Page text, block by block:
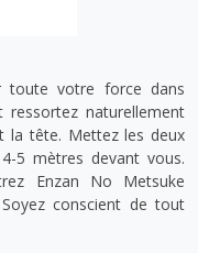
toute votre force dans
ressortez naturellement
la tête. Mettez les deux
5 mètres devant vous.
Enzan No Metsuke
conscient de tout